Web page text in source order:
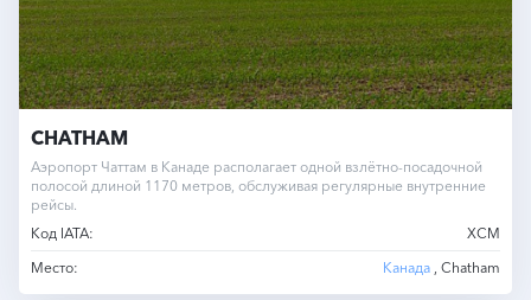
CHATHAM
Аэропорт Чаттам в Канаде располагает одной взлётно-посадочной
полосой длиной 1170 метров, обслуживая регулярные внутренние
рейсы.
Код IATA:
XCM
Место:
Канада , Chatham